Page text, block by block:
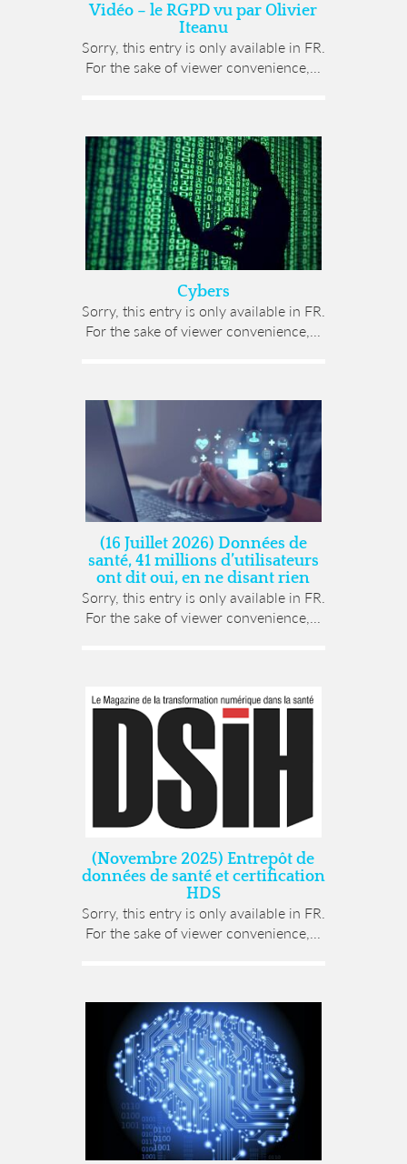
Vidéo – le RGPD vu par Olivier
Iteanu
Sorry, this entry is only available in FR.
For the sake of viewer convenience,...
Cybers
Sorry, this entry is only available in FR.
For the sake of viewer convenience,...
(16 Juillet 2026) Données de
santé, 41 millions d’utilisateurs
ont dit oui, en ne disant rien
Sorry, this entry is only available in FR.
For the sake of viewer convenience,...
(Novembre 2025) Entrepôt de
données de santé et certification
HDS
Sorry, this entry is only available in FR.
For the sake of viewer convenience,...